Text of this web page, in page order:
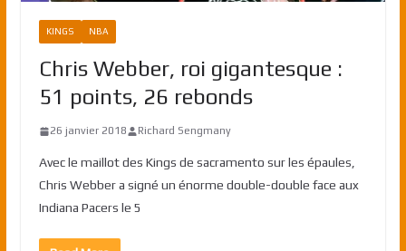
KINGS NBA
Chris Webber, roi gigantesque :
51 points, 26 rebonds
26 janvier 2018 Richard Sengmany
Avec le maillot des Kings de sacramento sur les épaules,
Chris Webber a signé un énorme double-double face aux
Indiana Pacers le 5